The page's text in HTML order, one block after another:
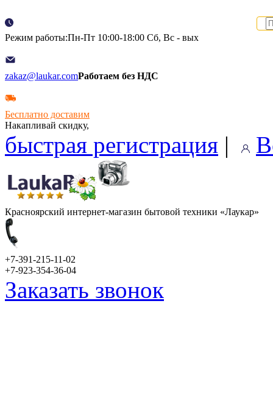
Режим работы:Пн-Пт 10:00-18:00 Сб, Вс - вых
zakaz@laukar.comРаботаем без НДС
Бесплатно доставим
Накапливай скидку,
быстрая регистрация |
Красноярский интернет-магазин бытовой техники «Лаукар»
+7-391-215-11-02
+7-923-354-36-04
Заказать звонок